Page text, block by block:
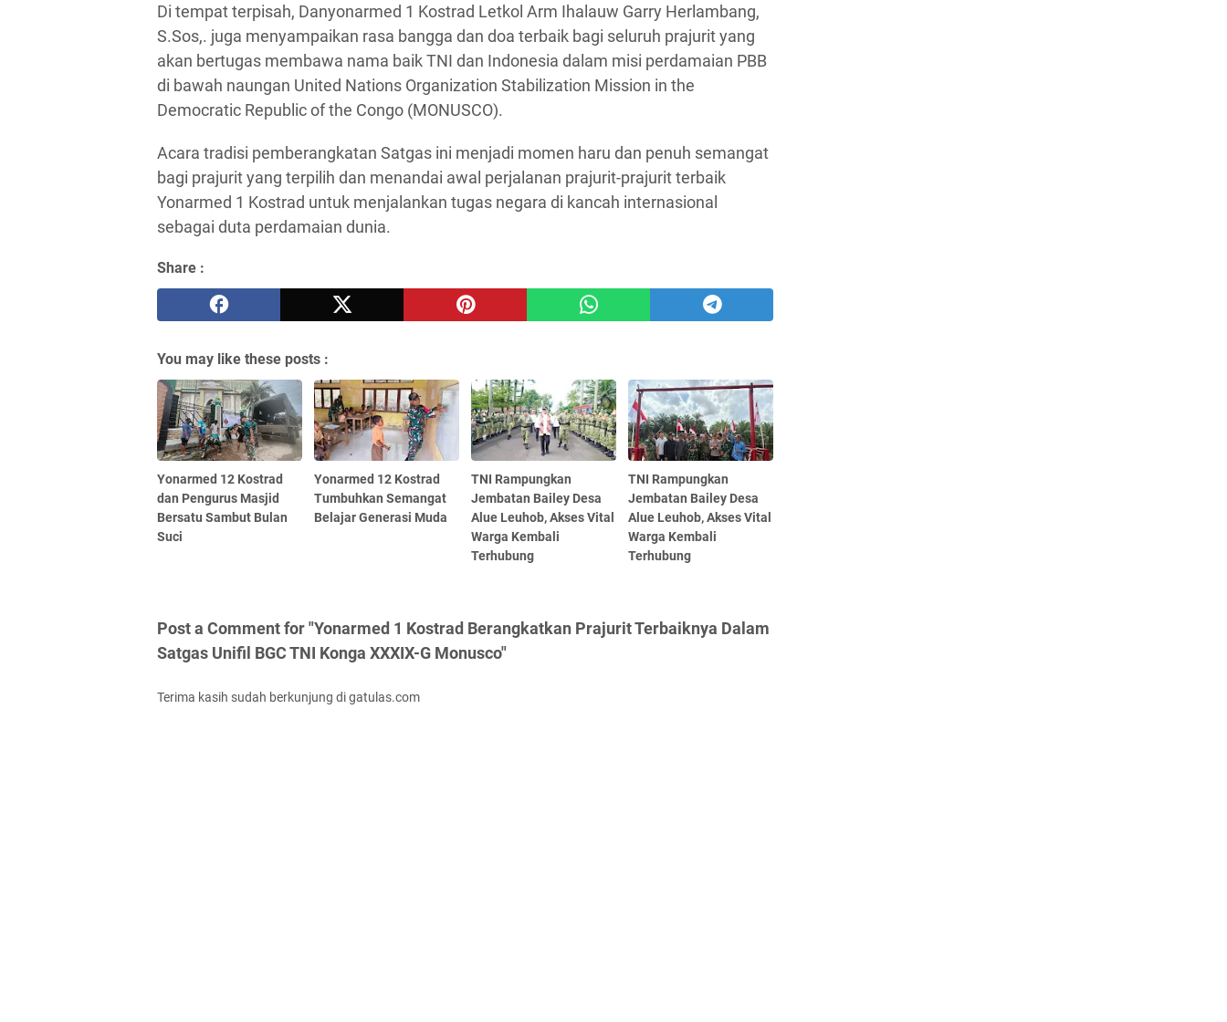
Di tempat terpisah, Danyonarmed 1 Kostrad Letkol Arm Ihalauw Garry Herlambang,
S.Sos,. juga menyampaikan rasa bangga dan doa terbaik bagi seluruh prajurit yang
akan bertugas membawa nama baik TNI dan Indonesia dalam misi perdamaian PBB
di bawah naungan United Nations Organization Stabilization Mission in the
Democratic Republic of the Congo (MONUSCO).
Acara tradisi pemberangkatan Satgas ini menjadi momen haru dan penuh semangat
bagi prajurit yang terpilih dan menandai awal perjalanan prajurit-prajurit terbaik
Yonarmed 1 Kostrad untuk menjalankan tugas negara di kancah internasional
sebagai duta perdamaian dunia.
Share :
You may like these posts :
Yonarmed 12 Kostrad
dan Pengurus Masjid
Bersatu Sambut Bulan
Suci
Yonarmed 12 Kostrad
Tumbuhkan Semangat
Belajar Generasi Muda
TNI Rampungkan
Jembatan Bailey Desa
Alue Leuhob, Akses Vital
Warga Kembali
Terhubung
TNI Rampungkan
Jembatan Bailey Desa
Alue Leuhob, Akses Vital
Warga Kembali
Terhubung
Post a Comment for "Yonarmed 1 Kostrad Berangkatkan Prajurit Terbaiknya Dalam
Satgas Unifil BGC TNI Konga XXXIX-G Monusco"
Terima kasih sudah berkunjung di gatulas.com